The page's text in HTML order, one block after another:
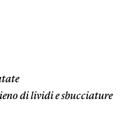
di lividi e sbucciature